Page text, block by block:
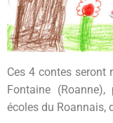
Ces 4 contes seront
Fontaine
écoles du Roannais,